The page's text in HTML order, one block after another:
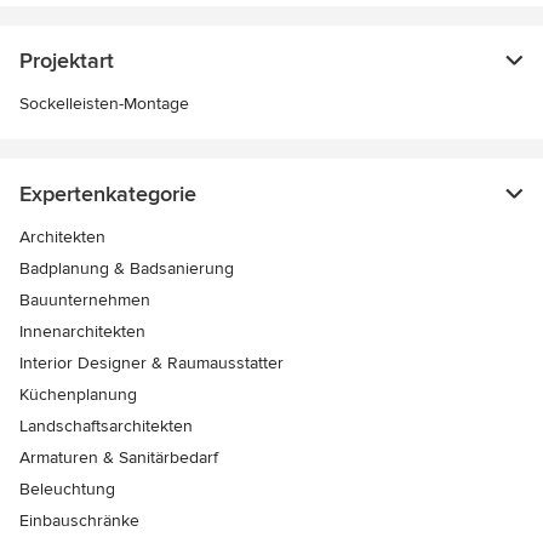
Projektart
Sockelleisten-Montage
Expertenkategorie
Architekten
Badplanung & Badsanierung
Bauunternehmen
Innenarchitekten
Interior Designer & Raumausstatter
Küchenplanung
Landschaftsarchitekten
Armaturen & Sanitärbedarf
Beleuchtung
Einbauschränke